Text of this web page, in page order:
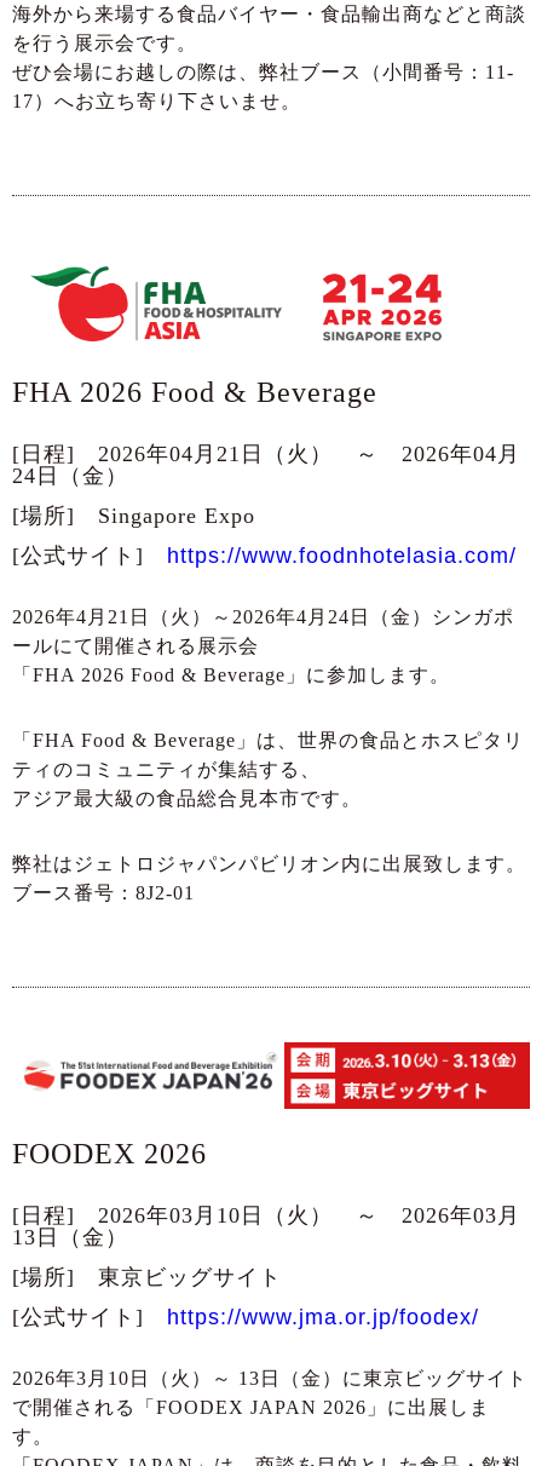
海外から来場する食品バイヤー・食品輸出商などと商談
を行う展示会です。
ぜひ会場にお越しの際は、弊社ブース（小間番号：11-
17）へお立ち寄り下さいませ。
FHA 2026 Food & Beverage
[日程] 2026年04月21日（火） ～ 2026年04月
24日（金）
[場所] Singapore Expo
[公式サイト] https://www.foodnhotelasia.com/
2026年4月21日（火）～2026年4月24日（金）シンガポ
ールにて開催される展示会
「FHA 2026 Food & Beverage」に参加します。
「FHA Food & Beverage」は、世界の食品とホスピタリ
ティのコミュニティが集結する、
アジア最大級の食品総合見本市です。
弊社はジェトロジャパンパビリオン内に出展致します。
ブース番号：8J2-01
FOODEX 2026
[日程] 2026年03月10日（火） ～ 2026年03月
13日（金）
[場所] 東京ビッグサイト
[公式サイト] https://www.jma.or.jp/foodex/
2026年3月10日（火）～ 13日（金）に東京ビッグサイト
で開催される「FOODEX JAPAN 2026」に出展しま
す。